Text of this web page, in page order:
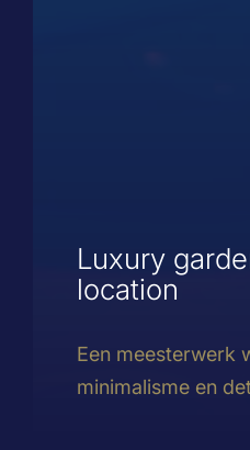
Luxury
location
Een meesterwerk
minimalisme en